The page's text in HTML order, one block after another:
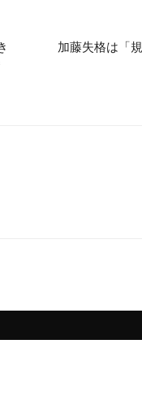
加藤失格は「